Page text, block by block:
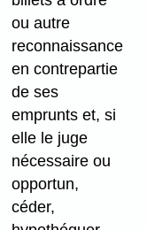
ou autre
reconnaissance
en contrepartie
de ses
emprunts et, si
elle le juge
nécessaire ou
opportun,
céder,